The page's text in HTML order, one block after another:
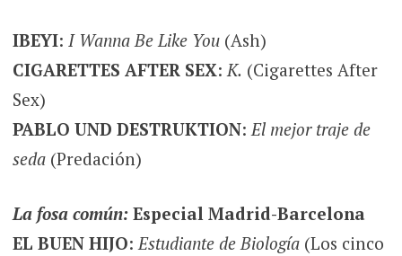
IBEYI: I Wanna Be Like You(Ash)
CIGARETTES AFTER SEX: K. (Cigarettes After
Sex)
PABLO UND DESTRUKTION: El mejor traje de
seda(Predación)
La fosa común: Especial Madrid-Barcelona
EL BUEN HIJO:Estudiante de Biología(Los cinco